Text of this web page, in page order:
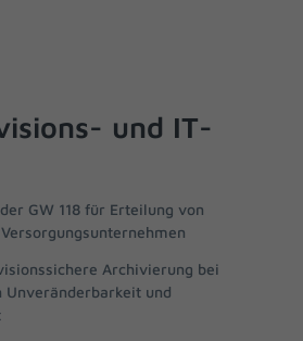
und IT-
GW 118 für Erteilung von
Archivierung bei
Unveränderbarkeit und
grundlegende Funktionen und sind für
Website erforderlich.
anonym. Diese Informationen
unsere Besucher unsere Website nutzen.
Informationen anzeigen